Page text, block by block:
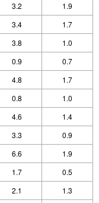
3.2 1.9
3.4 1.7
3.8 1.0
0.9 0.7
4.8 1.7
0.8 1.0
4.6 1.4
3.3 0.9
6.6 1.9
1.7 0.5
2.1 1.3